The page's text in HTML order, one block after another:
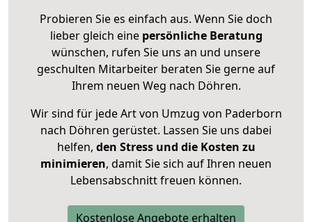
Probieren Sie es einfach aus. Wenn Sie doch
lieber gleich eine persönliche Beratung
wünschen, rufen Sie uns an und unsere
geschulten Mitarbeiter beraten Sie gerne auf
Ihrem neuen Weg nach Döhren.
Wir sind für jede Art von Umzug von Paderborn
nach Döhren gerüstet. Lassen Sie uns dabei
helfen, den Stress und die Kosten zu
minimieren, damit Sie sich auf Ihren neuen
Lebensabschnitt freuen können.
Kostenlose Angebote erhalten